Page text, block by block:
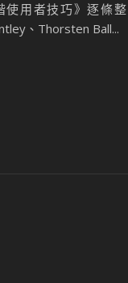
用者技巧》逐條
、Thorsten Ball...